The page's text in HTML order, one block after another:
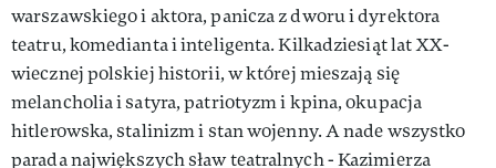
warszawskiego i aktora, panicza z dworu i dyrektora
teatru, komedianta i inteligenta. Kilkadziesiąt lat XX-
wiecznej polskiej historii, w której mieszają się
melancholia i satyra, patriotyzm i kpina, okupacja
hitlerowska, stalinizm i stan wojenny. A nade wszystko
parada największych sław teatralnych - Kazimierza